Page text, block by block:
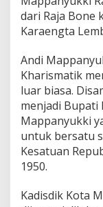
dari Raja Bone
Karaengta
Andi
Kharismatik
luar biasa.
menjadi Bupati
Mappanyukki
untuk bersatu
Kesatuan
1950.
Kadisdik Kota